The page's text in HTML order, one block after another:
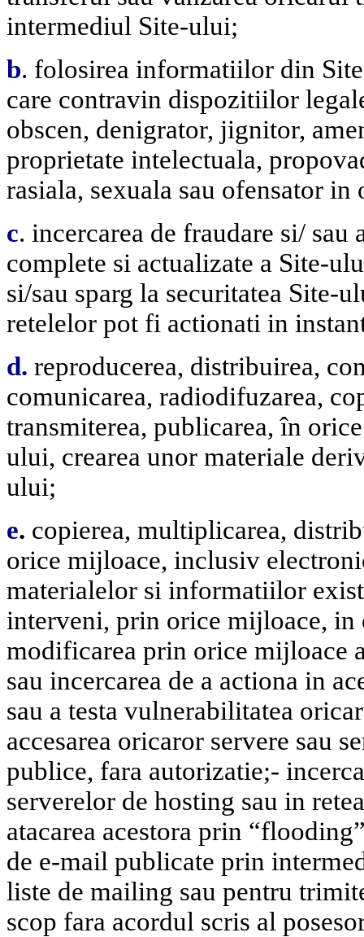
intermediul Site-ului;
b. folosirea informatiilor din
care contravin dispozitiilor
obscen, denigrator, jignitor,
proprietate intelectuala,
rasiala, sexuala sau ofensator in
c. incercarea de fraudare si/
complete si actualizate a Site-
si/sau sparg la securitatea Site-
retelelor pot fi actionati in
d. reproducerea, distribuirea,
comunicarea, radiodifuzarea,
transmiterea, publicarea, în
ului, crearea unor materiale
ului;
e. copierea, multiplicarea,
orice mijloace, inclusiv
materialelor si informatiilor
interveni, prin orice mijloace, in
modificarea prin orice mijloace
sau incercarea de a actiona in
sau a testa vulnerabilitatea
accesarea oricaror servere sau
publice, fara autorizatie;-
serverelor de hosting sau in
atacarea acestora prin
de e-mail publicate prin
liste de mailing sau pentru
scop fara acordul scris al